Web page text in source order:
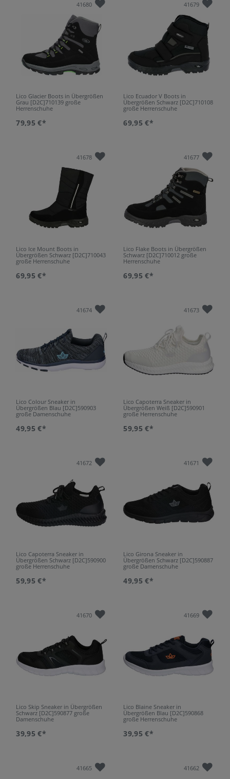
41680
Lico Glacier Boots in Übergrößen
Grau [D2C]710139 große
Herrenschuhe
79,95 €*
41679
Lico Ecuador V Boots in
Übergrößen Schwarz [D2C]710108
große Herrenschuhe
69,95 €*
41678
Lico Ice Mount Boots in
Übergrößen Schwarz [D2C]710043
große Herrenschuhe
69,95 €*
41677
Lico Flake Boots in Übergrößen
Schwarz [D2C]710012 große
Herrenschuhe
69,95 €*
41674
Lico Colour Sneaker in
Übergrößen Blau [D2C]590903
große Damenschuhe
49,95 €*
41673
Lico Capoterra Sneaker in
Übergrößen Weiß [D2C]590901
große Herrenschuhe
59,95 €*
41672
Lico Capoterra Sneaker in
Übergrößen Schwarz [D2C]590900
große Herrenschuhe
59,95 €*
41671
Lico Girona Sneaker in
Übergrößen Schwarz [D2C]590887
große Damenschuhe
49,95 €*
41670
Lico Skip Sneaker in Übergrößen
Schwarz [D2C]590877 große
Damenschuhe
39,95 €*
41669
Lico Blaine Sneaker in
Übergrößen Blau [D2C]590868
große Herrenschuhe
39,95 €*
41665 41662